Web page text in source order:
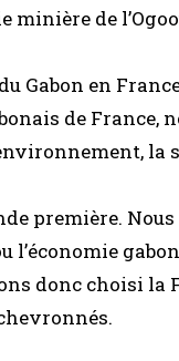
minière de
Gabon en
de France,
la
première.
donc choisi la